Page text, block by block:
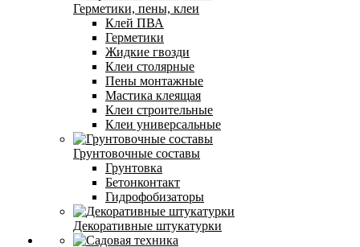
Герметики, пены, клеи
Клей ПВА
Герметики
Жидкие гвозди
Клеи столярные
Пены монтажные
Мастика клеящая
Клеи строительные
Клеи универсальные
Грунтовочные составы
Грунтовка
Бетонконтакт
Гидрофобизаторы
Декоративные штукатурки